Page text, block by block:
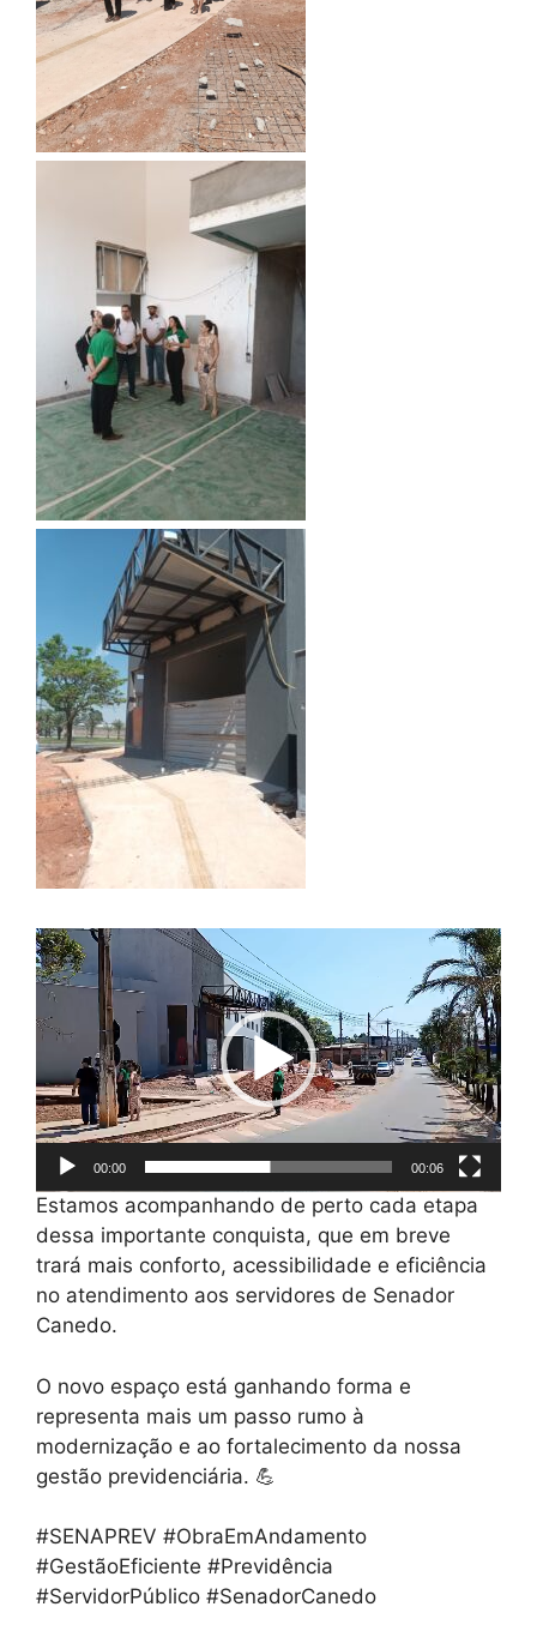
Tocador
de
vídeo
00:00 00:06
Estamos acompanhando de perto cada etapa
dessa importante conquista, que em breve
trará mais conforto, acessibilidade e eficiência
no atendimento aos servidores de Senador
Canedo.
O novo espaço está ganhando forma e
representa mais um passo rumo à
modernização e ao fortalecimento da nossa
gestão previdenciária. 💪
#SENAPREV #ObraEmAndamento
#GestãoEficiente #Previdência
#ServidorPúblico #SenadorCanedo